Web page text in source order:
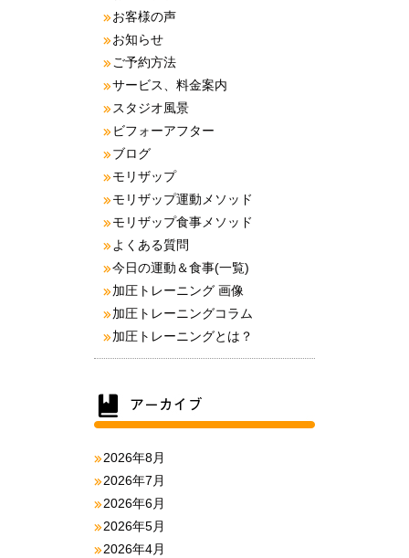
お客様の声
お知らせ
ご予約方法
サービス、料金案内
スタジオ風景
ビフォーアフター
ブログ
モリザップ
モリザップ運動メソッド
モリザップ食事メソッド
よくある質問
今日の運動＆食事(一覧)
加圧トレーニング 画像
加圧トレーニングコラム
加圧トレーニングとは？
2026年8月
2026年7月
2026年6月
2026年5月
2026年4月